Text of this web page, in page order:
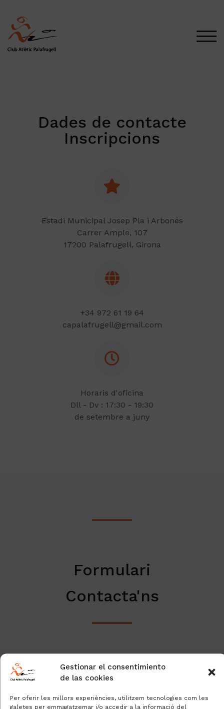
Gestionar el consentimiento
de las cookies
Per oferir les millors experiències, utilitzem tecnologies com les
galetes per emmagatzemar i/o accedir a la informació del
Dades de contacte
Inscripcions
Estadi Municipal Josep Pla i Arbonés
Carrer Ample, 107
17200 Palafrugell, Girona
+34 972 61 19 64
capalafrugell@gmail.com
Horaris d'oficina
Dll - Dv : 17:30 - 19:30
de setembre a juny
Formulari
Contacta'ns
Nom *